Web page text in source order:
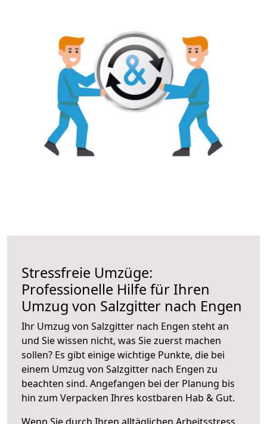
Stressfreie Umzüge:
Professionelle Hilfe für Ihren
Umzug von Salzgitter nach Engen
Ihr Umzug von Salzgitter nach Engen steht an
und Sie wissen nicht, was Sie zuerst machen
sollen? Es gibt einige wichtige Punkte, die bei
einem Umzug von Salzgitter nach Engen zu
beachten sind. Angefangen bei der Planung bis
hin zum Verpacken Ihres kostbaren Hab & Gut.